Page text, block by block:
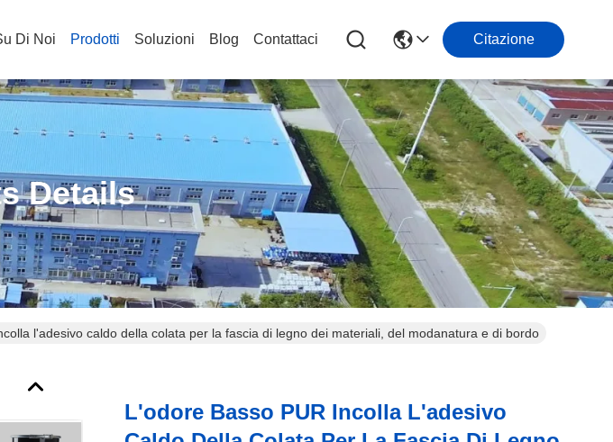
Di Noi Prodotti Soluzioni Blog Contattaci Citazione
Details
l'adesivo caldo della colata per la fascia di legno dei materiali, del modanatura e di bordo
L'odore Basso PUR Incolla L'adesivo